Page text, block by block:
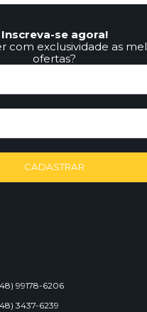
Inscreva-se agora!
com exclusividade as
ofertas?
CADASTRAR
99178-6206
3437-6239